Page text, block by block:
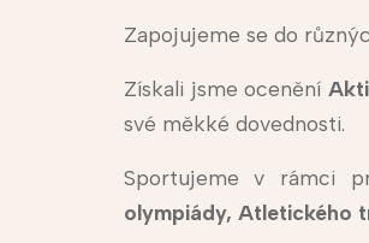
Zapojujeme se do
Získali jsme ocenění
své měkké dovednosti.
Sportujeme v rámci
olympiády, Atletického